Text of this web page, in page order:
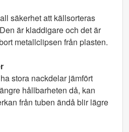
säkerhet att källsorteras
är kladdigare och det är
metallclipsen från plasten.
stora nackdelar jämfört
hållbarheten då, kan
från tuben ändå blir lägre